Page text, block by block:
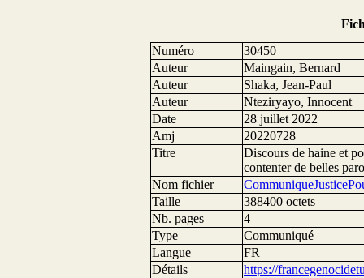
Numéro
30450
Auteur
Maingain, Bernard
Auteur
Shaka, Jean-Paul
Auteur
Nteziryayo, Innocent
Date
28 juillet 2022
Amj
20220728
Titre
Discours de haine et
contenter de belles
Nom fichier
Taille
388400 octets
Nb. pages
4
Type
Communiqué
Langue
FR
Détails
https://